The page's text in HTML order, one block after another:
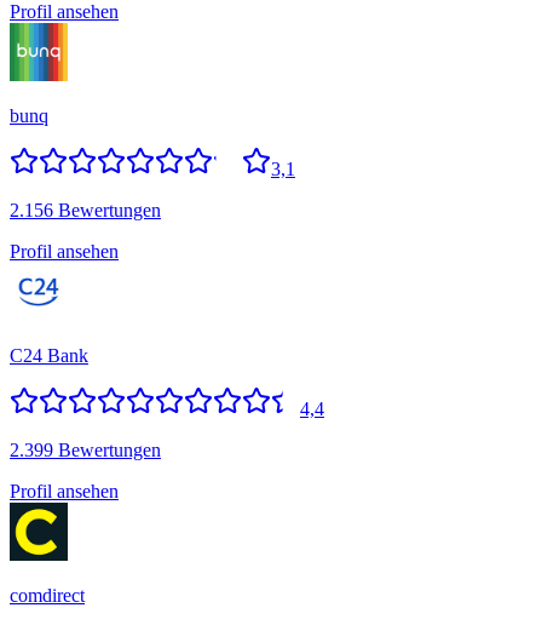
Profil ansehen
bunq
3,1
2.156 Bewertungen
Profil ansehen
C24 Bank
4,4
2.399 Bewertungen
Profil ansehen
comdirect